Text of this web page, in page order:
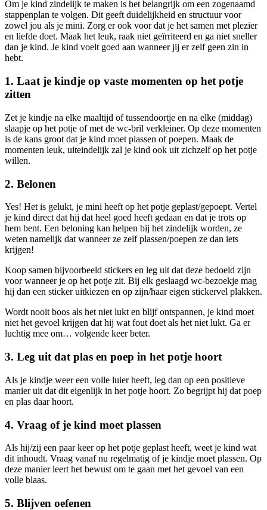
Om je kind zindelijk te maken is het belangrijk om een zogenaamd
stappenplan te volgen. Dit geeft duidelijkheid en structuur voor
zowel jou als je mini. Zorg er ook voor dat je het samen met plezier
en liefde doet. Maak het leuk, raak niet geïrriteerd en ga niet sneller
dan je kind. Je kind voelt goed aan wanneer jij er zelf geen zin in
hebt.
1. Laat je kindje op vaste momenten op het potje
zitten
Zet je kindje na elke maaltijd of tussendoortje en na elke (middag)
slaapje op het potje of met de wc-bril verkleiner. Op deze momenten
is de kans groot dat je kind moet plassen of poepen. Maak de
momenten leuk, uiteindelijk zal je kind ook uit zichzelf op het potje
willen.
2. Belonen
Yes! Het is gelukt, je mini heeft op het potje geplast/gepoept. Vertel
je kind direct dat hij dat heel goed heeft gedaan en dat je trots op
hem bent. Een beloning kan helpen bij het zindelijk worden, ze
weten namelijk dat wanneer ze zelf plassen/poepen ze dan iets
krijgen!
Koop samen bijvoorbeeld stickers en leg uit dat deze bedoeld zijn
voor wanneer je op het potje zit. Bij elk geslaagd wc-bezoekje mag
hij dan een sticker uitkiezen en op zijn/haar eigen stickervel plakken.
Wordt nooit boos als het niet lukt en blijf ontspannen, je kind moet
niet het gevoel krijgen dat hij wat fout doet als het niet lukt. Ga er
luchtig mee om… volgende keer beter.
3. Leg uit dat plas en poep in het potje hoort
Als je kindje weer een volle luier heeft, leg dan op een positieve
manier uit dat dit eigenlijk in het potje hoort. Zo begrijpt hij dat poep
en plas daar hoort.
4. Vraag of je kind moet plassen
Als hij/zij een paar keer op het potje geplast heeft, weet je kind wat
dit inhoudt. Vraag vanaf nu regelmatig of je kindje moet plassen. Op
deze manier leert het bewust om te gaan met het gevoel van een
volle blaas.
5. Blijven oefenen